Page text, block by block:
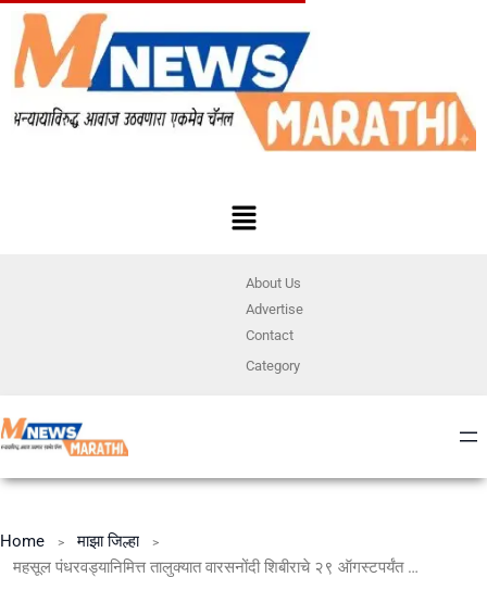
About Us
Advertise
Contact
Category
Home
माझा जिल्हा
महसूल पंधरवड्यानिमित्त तालुक्यात वारसनोंदी शिबीराचे २९ ऑगस्टपर्यंत आयोजन